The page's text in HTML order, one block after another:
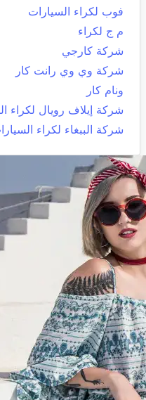
فوب لكراء السيارات
م ج لكراء
شركة كارجي
شركة وي وي رانت كار
ونام كار
شركة إيلاف رويال لكراء
شركة الببغاء لكراء